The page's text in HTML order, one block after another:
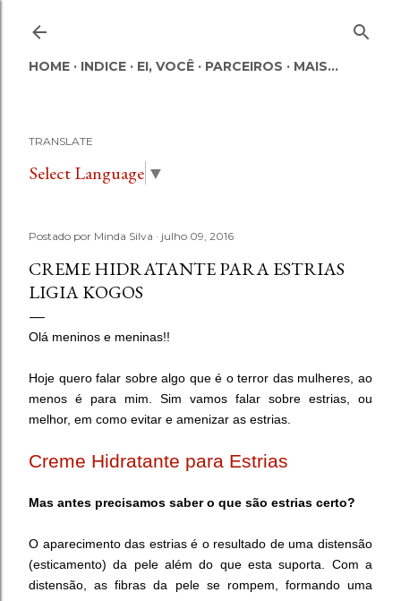
HOME INDICE EI, VOCÊ PARCEIROS MAIS…
TRANSLATE
Select Language ▼
Postado por Minda Silva julho 09, 2016
CREME HIDRATANTE PARA ESTRIAS
LIGIA KOGOS
Olá meninos e meninas!!
Hoje quero falar sobre algo que é o terror das mulheres, ao
menos é para mim. Sim vamos falar sobre estrias, ou
melhor, em como evitar e amenizar as estrias.
Creme Hidratante para Estrias
Mas antes precisamos saber o que são estrias certo?
O aparecimento das estrias é o resultado de uma distensão
(esticamento) da pele além do que esta suporta. Com a
distensão, as fibras da pele se rompem, formando uma